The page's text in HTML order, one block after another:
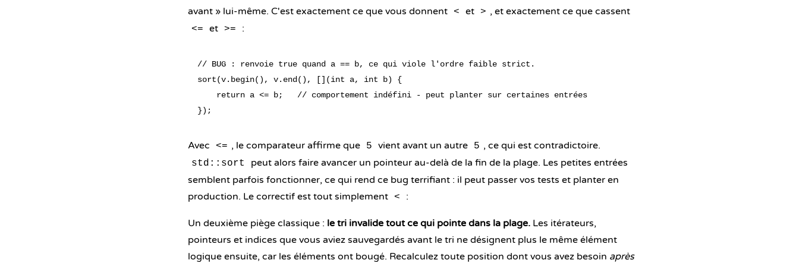
avant » lui-même. C'est exactement ce que vous donnent < et > , et exactement ce que cassent
<= et >= :
// BUG : renvoie true quand a == b, ce qui viole l'ordre faible strict.
sort(v.begin(), v.end(), [](int a, int b) {
    return a <= b;   // comportement indéfini - peut planter sur certaines entrées
Avec <= , le comparateur affirme que 5 vient avant un autre 5 , ce qui est contradictoire.
std::sort
peut alors faire avancer un pointeur au-delà de la fin de la plage. Les petites entrées
semblent parfois fonctionner, ce qui rend ce bug terrifiant : il peut passer vos tests et planter en
production. Le correctif est tout simplement < :
Un deuxième piège classique : le tri invalide tout ce qui pointe dans la plage. Les itérateurs,
pointeurs et indices que vous aviez sauvegardés avant le tri ne désignent plus le même élément
logique ensuite, car les éléments ont bougé. Recalculez toute position dont vous avez besoin après